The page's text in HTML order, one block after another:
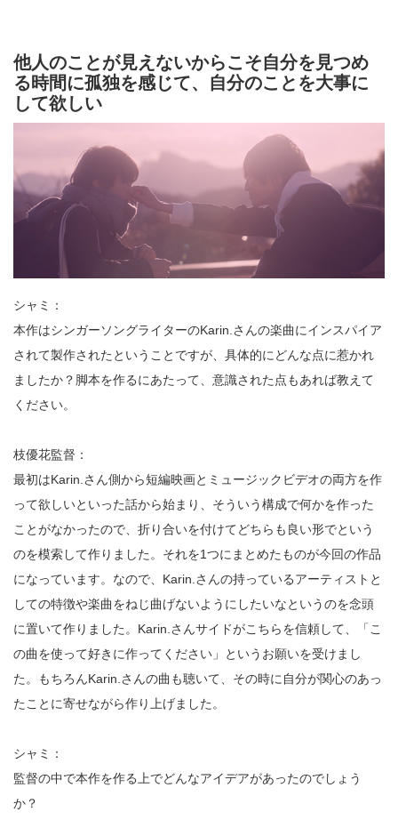
他人のことが見えないからこそ自分を見つめ
る時間に孤独を感じて、自分のことを大事に
して欲しい
シャミ：
本作はシンガーソングライターのKarin.さんの楽曲にインスパイア
されて製作されたということですが、具体的にどんな点に惹かれ
ましたか？脚本を作るにあたって、意識された点もあれば教えて
ください。
枝優花監督：
最初はKarin.さん側から短編映画とミュージックビデオの両方を作
って欲しいといった話から始まり、そういう構成で何かを作った
ことがなかったので、折り合いを付けてどちらも良い形でという
のを模索して作りました。それを1つにまとめたものが今回の作品
になっています。なので、Karin.さんの持っているアーティストと
しての特徴や楽曲をねじ曲げないようにしたいなというのを念頭
に置いて作りました。Karin.さんサイドがこちらを信頼して、「こ
の曲を使って好きに作ってください」というお願いを受けまし
た。もちろんKarin.さんの曲も聴いて、その時に自分が関心のあっ
たことに寄せながら作り上げました。
シャミ：
監督の中で本作を作る上でどんなアイデアがあったのでしょう
か？